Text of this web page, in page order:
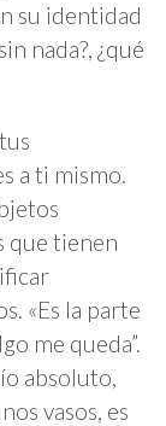
su identidad
nada?, ¿qué
a ti mismo.
que tienen
«Es la parte
me queda”.
absoluto,
vasos, es